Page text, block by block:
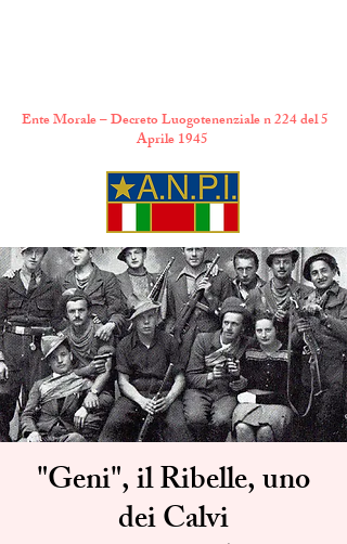
Ente Morale – Decreto Luogotenenziale n 224 del 5
Aprile 1945
"Geni", il Ribelle, uno
dei Calvi